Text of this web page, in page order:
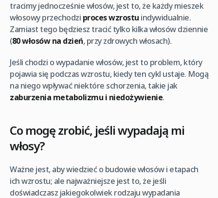
tracimy jednocześnie włosów, jest to, że każdy mieszek
włosowy przechodzi proces wzrostu indywidualnie.
Zamiast tego będziesz tracić tylko kilka włosów dziennie
(80 włosów na dzień, przy zdrowych włosach).
Jeśli chodzi o wypadanie włosów, jest to problem, który
pojawia się podczas wzrostu, kiedy ten cykl ustaje. Mogą
na niego wpływać niektóre schorzenia, takie jak
zaburzenia metabolizmu i niedożywienie.
Co mogę zrobić, jeśli wypadają mi
włosy?
Ważne jest, aby wiedzieć o budowie włosów i etapach
ich wzrostu; ale najważniejsze jest to, że jeśli
doświadczasz jakiegokolwiek rodzaju wypadania